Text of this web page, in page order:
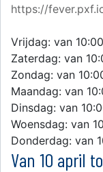
https://
Vrijdag: van
Zaterdag: van
Zondag: van
Maandag: van
Dinsdag: van
Woensdag: van
Donderdag: van
Van 10 april